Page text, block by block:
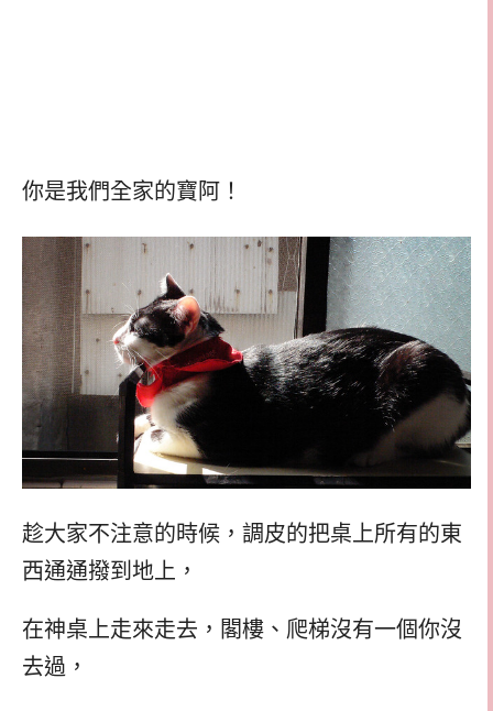
你是我們全家的寶阿！
趁大家不注意的時候，調皮的把桌上所有的東
西通通撥到地上，
在神桌上走來走去，閣樓、爬梯沒有一個你沒
去過，